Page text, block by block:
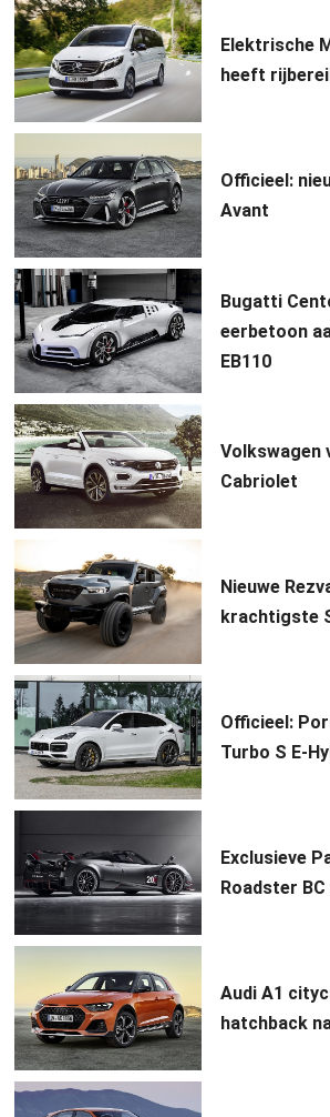
Elektrische
heeft
Officieel:
Avant
Bugatti
eerbetoon
EB110
Volkswagen
Cabriolet
Nieuwe
krachtigste
Officieel:
Turbo S E-
Exclusieve
Roadster
Audi A1
hatchback